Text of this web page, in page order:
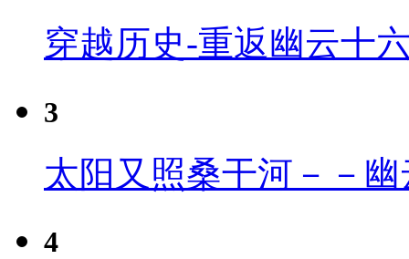
穿越历史-重返幽云十
3
太阳又照桑干河－－
4